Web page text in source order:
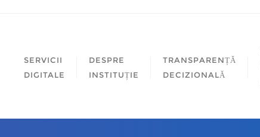
SERVICII
DIGITALE
DESPRE
INSTITUȚIE
TRANSPARENȚĂ
DECIZIONALĂ